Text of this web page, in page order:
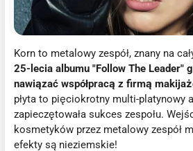
Korn to metalowy zespół, znany na
25-lecia albumu "Follow The Leader"
nawiązać współpracą z firmą
płyta to pięciokrotny multi-platynowy
zapieczętowała sukces zespołu.
kosmetyków przez metalowy zespół
efekty są nieziemskie!